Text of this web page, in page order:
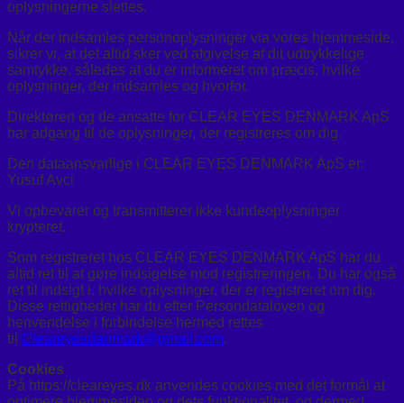
oplysningerne slettes.
Når der indsamles personoplysninger via vores hjemmeside,
sikrer vi, at det altid sker ved afgivelse af dit udtrykkelige
samtykke, således at du er informeret om præcis, hvilke
oplysninger, der indsamles og hvorfor.
Direktøren og de ansatte for CLEAR EYES DENMARK ApS
har adgang til de oplysninger, der registreres om dig.
Den dataansvarlige i CLEAR EYES DENMARK ApS er:
Yusuf Avci
Vi opbevarer og transmitterer ikke kundeoplysninger
krypteret.
Som registreret hos CLEAR EYES DENMARK ApS har du
altid ret til at gøre indsigelse mod registreringen. Du har også
ret til indsigt i, hvilke oplysninger, der er registreret om dig.
Disse rettigheder har du efter Persondataloven og
henvendelse i forbindelse hermed rettes
til Cleareyesdanmark@gmail.com.
Cookies
På https://cleareyes.dk anvendes cookies med det formål at